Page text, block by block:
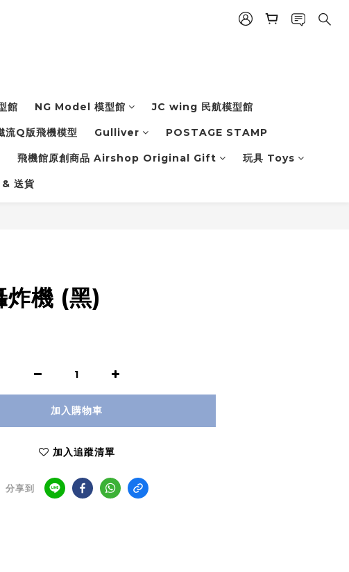
館 NG Model 模型館 JC wing 民航模型館
流Q版飛機模型 Gulliver POSTAGE STAMP
飛機館原創商品 Airshop Original Gift 玩具 Toys
& 送貨
炸機 (黑)
加入購物車
加入追蹤清單
分享到